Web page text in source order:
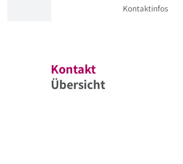
Kontaktinfos
Kontakt
Übersicht